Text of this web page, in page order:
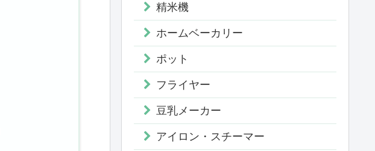
精米機
ホームベーカリー
ポット
フライヤー
豆乳メーカー
アイロン・スチーマー